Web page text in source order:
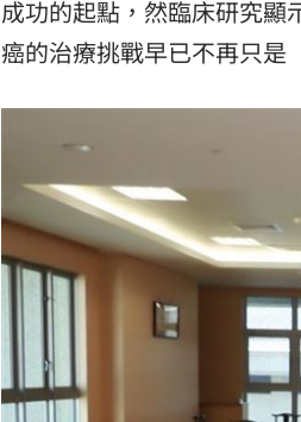
新／水電工施工不慎！電梯井
台灣彩券開獎直播中 20:31
三立iNEWS新聞台線上直播 18:00
市場到酒場料理！可果美蕃茄
父親節送會拉筋
油品食安事件引關注 挑選保健
成功的起點，然臨床研究顯
癌的治療挑戰早已不再只是